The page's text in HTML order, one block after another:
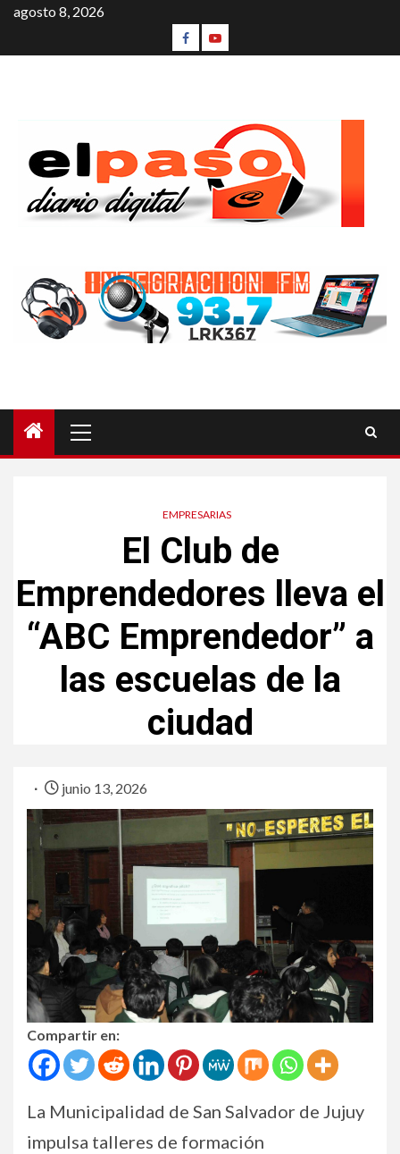
agosto 8, 2026
EMPRESARIAS
El Club de
Emprendedores lleva el
“ABC Emprendedor” a
las escuelas de la
ciudad
junio 13, 2026
Compartir en:
La Municipalidad de San Salvador de Jujuy
impulsa talleres de formación